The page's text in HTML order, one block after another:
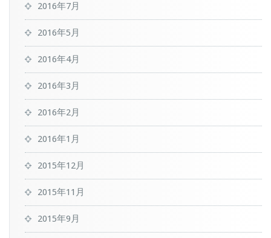
2016年7月
2016年5月
2016年4月
2016年3月
2016年2月
2016年1月
2015年12月
2015年11月
2015年9月